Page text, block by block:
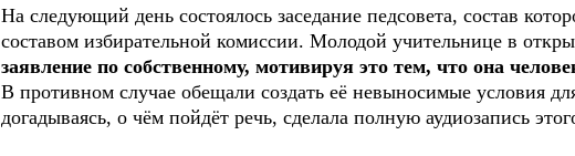
На следующий день состоялось заседание педсовета, состав
составом избирательной комиссии. Молодой учительнице в
заявление по собственному, мотивируя это тем, что она
В противном случае обещали создать её невыносимые условия
догадываясь, о чём пойдёт речь, сделала полную аудиозапись